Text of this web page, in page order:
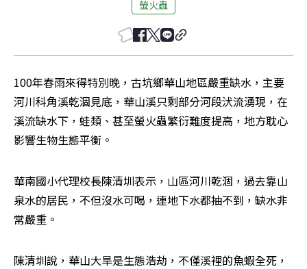
螢火蟲
100年春雨來得特別晚，古坑鄉華山地區嚴重缺水，主要
河川科角溪乾涸見底，華山溪只剩部分河段汱流湧現，在
溪流缺水下，蛙類、甚至螢火蟲繁衍難度提高，地方耽心
影響生物生態平衡。
華南國小代理校長陳清圳表示，山區河川乾涸，過去靠山
泉水的居民，不但沒水可喝，連地下水都抽不到，缺水非
常嚴重。
陳清圳說，華山大旱是生態浩劫，不僅溪裡的魚蝦全死，